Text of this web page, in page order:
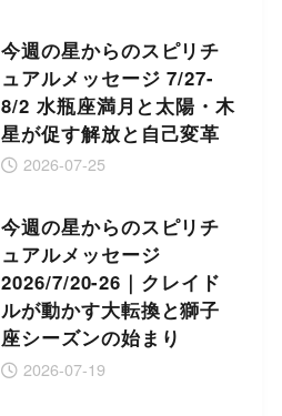
今週の星からのスピリチ
ュアルメッセージ 7/27-
8/2 水瓶座満月と太陽・木
星が促す解放と自己変革
2026-07-25
今週の星からのスピリチ
ュアルメッセージ
2026/7/20-26｜クレイド
ルが動かす大転換と獅子
座シーズンの始まり
2026-07-19